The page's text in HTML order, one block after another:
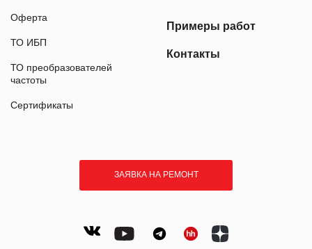
Оферта
ТО ИБП
ТО преобразователей
частоты
Сертификаты
Примеры работ
Контакты
ЗАЯВКА НА РЕМОНТ